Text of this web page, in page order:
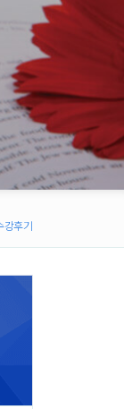
강후기